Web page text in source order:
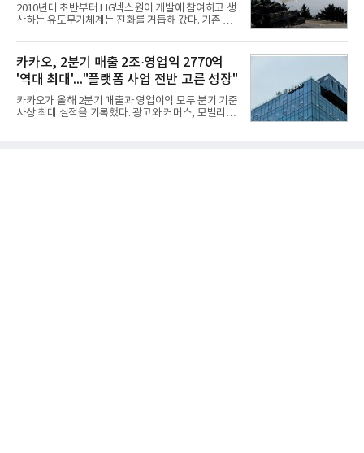
다고 밝혔다. 분석에 활용된 빅데이터는 지난 7월
(14,233,797건) 대비 48.04% 감소한 수치다.8월
김승연, 이재현, 강호동, 김범수, 양종
2010년대 초반부터 LIG넥스원이 개발에 참여하고 생
산하는 유도무기체계는 진화를 거듭해 갔다. 기존 무
용도가 떨어지는 재래식 무기를 새롭게 활용하는 방
안이 강구됐다. 또 핵심 구성품 국산화를 통해 수출상
의 제약을 해소하고자 노력했다. 이러한 LIG넥스원의
신기술 개발 성과가 집약된 무기체계가 바로 휴대용
지대공 유도무기 ‘신궁’이다.신궁은 이미 2009년 수
출을 위한 개량형 멀티런처 개발을 완료함으로써 기
능 다양화와 계열화 가능성을 선보인 바 있었다. 이번
카카오, 2분기 매출 2조·영업익 2770억
'역대 최대'..."플랫폼 사업 전반 고른 성장"
카카오가 올해 2분기 매출과 영업이익 모두 분기 기준
사상 최대 실적을 기록했다. 광고와 커머스, 모빌리